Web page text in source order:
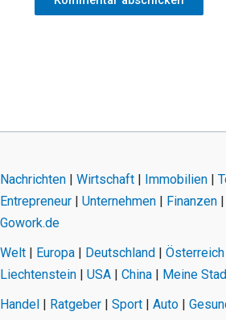
Nachrichten | Wirtschaft | Immobilien |
Entrepreneur | Unternehmen | Finanzen |
Gowork.de
Welt | Europa | Deutschland | Österreich
Liechtenstein | USA | China | Meine
Handel | Ratgeber | Sport | Auto |